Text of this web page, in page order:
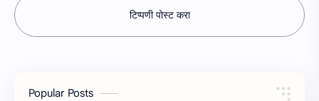
टिप्पणी पोस्ट करा
Popular Posts